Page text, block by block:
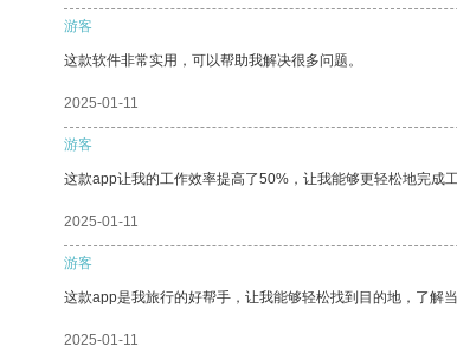
游客
这款软件非常实用，可以帮助我解决很多问题。
2025-01-11
游客
这款app让我的工作效率提高了50%，让我能够更轻松地完成
2025-01-11
游客
这款app是我旅行的好帮手，让我能够轻松找到目的地，了解当
2025-01-11